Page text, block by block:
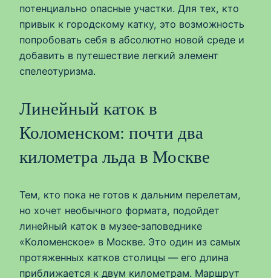
потенциально опасные участки. Для тех, кто
привык к городскому катку, это возможность
попробовать себя в абсолютно новой среде и
добавить в путешествие легкий элемент
спелеотуризма.
Линейный каток в
Коломенском: почти два
километра льда в Москве
Тем, кто пока не готов к дальним перелетам,
но хочет необычного формата, подойдет
линейный каток в музее‑заповеднике
«Коломенское» в Москве. Это один из самых
протяженных катков столицы — его длина
приближается к двум километрам. Маршрут